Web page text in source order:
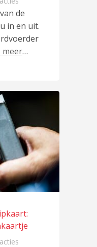
de
in en uit.
meer…